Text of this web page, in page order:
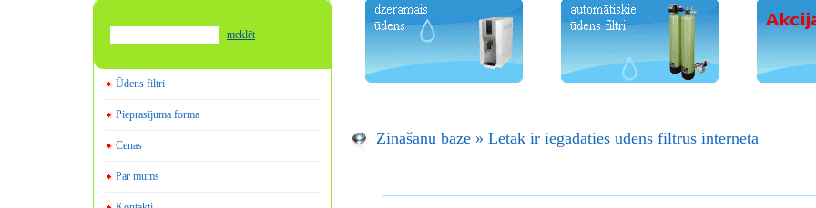
meklēt
Ūdens filtri
Pieprasījuma forma
Cenas
Par mums
Zināšanu bāze» Lētāk ir iegādāties ūdens filtrus internetā